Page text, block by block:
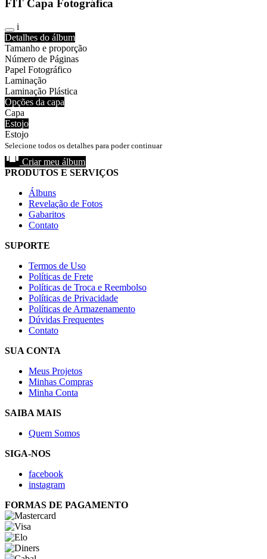
FIT Capa Fotográfica
i
Detalhes do álbum
Tamanho e proporção
Número de Páginas
Papel Fotográfico
Laminação
Laminação Plástica
Opções da capa
Capa
Estojo
Estojo
Selecione todos os detalhes para poder continuar
Criar meu álbum
PRODUTOS E SERVIÇOS
Álbuns
Revelação de Fotos
Gabaritos
Contato
SUPORTE
Termos de Uso
Políticas de Frete
Políticas de Troca e Reembolso
Políticas de Privacidade
Políticas de Armazenamento
Dúvidas Frequentes
Contato
SUA CONTA
Meus Projetos
Minhas Compras
Minha Conta
SAIBA MAIS
Quem Somos
SIGA-NOS
facebook
instagram
FORMAS DE PAGAMENTO